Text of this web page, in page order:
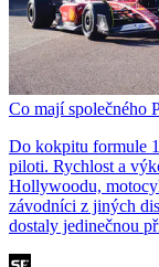
Co mají společného
Do kokpitu formule
piloti. Rychlost a
Hollywoodu,
závodníci z jiných
dostaly jedinečnou